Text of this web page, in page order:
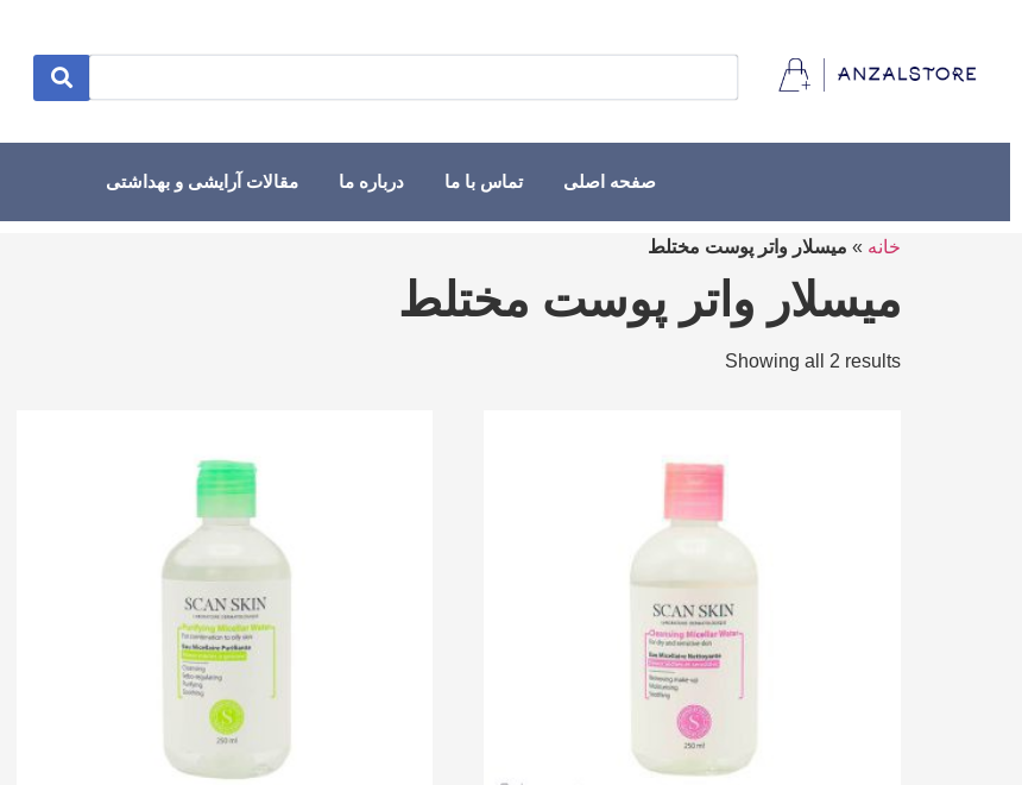
صفحه اصلی تماس با ما درباره ما مقالات آرایشی و بهداشتی
خانه » میسلار واتر پوست مختلط
میسلار واتر پوست مختلط
Showing all 2 results